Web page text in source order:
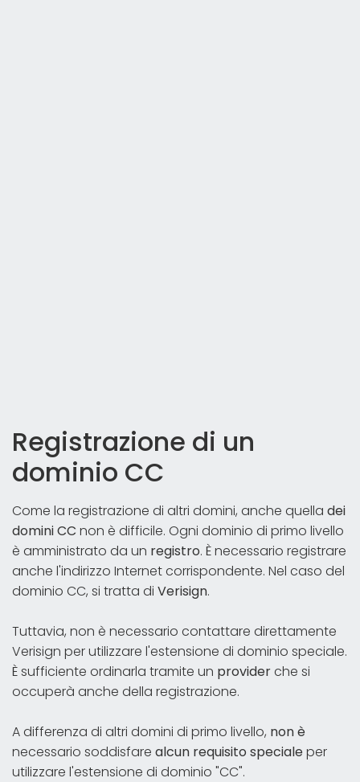
Registrazione di un
dominio CC
Come la registrazione di altri domini, anche quella dei
domini CC non è difficile. Ogni dominio di primo livello
è amministrato da un registro. È necessario registrare
anche l'indirizzo Internet corrispondente. Nel caso del
dominio CC, si tratta di Verisign.
Tuttavia, non è necessario contattare direttamente
Verisign per utilizzare l'estensione di dominio speciale.
È sufficiente ordinarla tramite un providerche si
occuperà anche della registrazione.
A differenza di altri domini di primo livello, non è
necessario soddisfare alcun requisito specialeper
utilizzare l'estensione di dominio "CC".